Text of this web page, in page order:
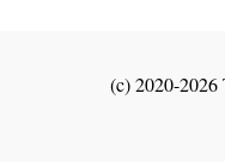
(c) 2020-2026